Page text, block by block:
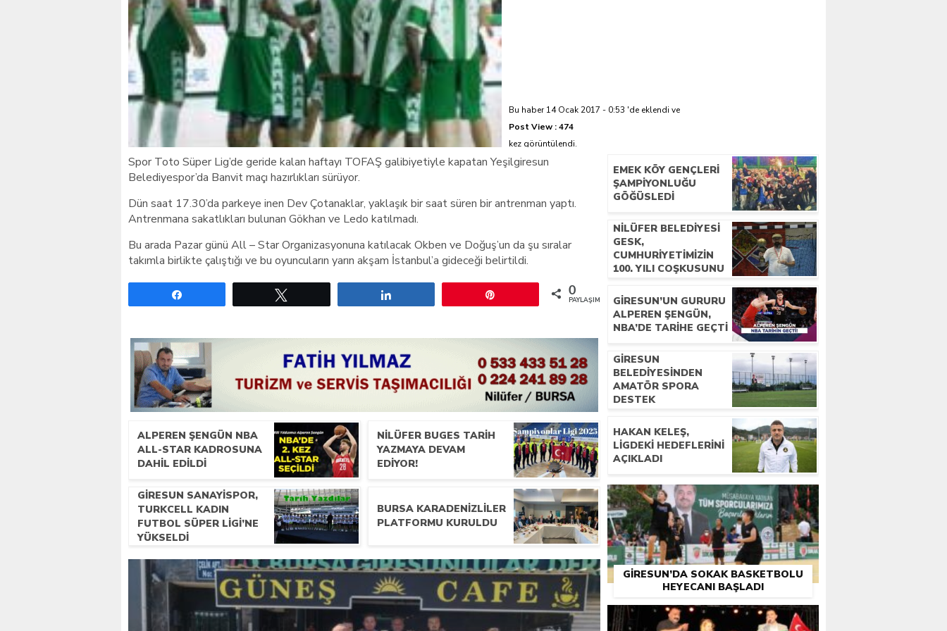
Giresunlu sürücü Orhangazi’de hayatını kaybetti
Bu haber 14 Ocak 2017 - 0:53 'de eklendi ve
Post View :474
kez görüntülendi.
Spor Toto Süper Lig’de geride kalan haftayı TOFAŞ galibiyetiyle kapatan Yeşilgiresun
Belediyespor’da Banvit maçı hazırlıkları sürüyor.
Dün saat 17.30’da parkeye inen Dev Çotanaklar, yaklaşık bir saat süren bir antrenman yaptı.
Antrenmana sakatlıkları bulunan Gökhan ve Ledo katılmadı.
Bu arada Pazar günü All – Star Organizasyonuna katılacak Okben ve Doğuş’un da şu sıralar
takımla birlikte çalıştığı ve bu oyuncuların yarın akşam İstanbul’a gideceği belirtildi.
0
PAYLAŞIMLAR
ALPEREN ŞENGÜN NBA
ALL-STAR KADROSUNA
DAHIL EDILDI
NILÜFER BUGES TARIH
YAZMAYA DEVAM
EDIYOR!
GIRESUN SANAYISPOR,
TURKCELL KADIN
FUTBOL SÜPER LIGI’NE
YÜKSELDI
BURSA KARADENIZLILER
PLATFORMU KURULDU
EMEK KÖY GENÇLERI
ŞAMPIYONLUĞU
GÖĞÜSLEDI
NILÜFER BELEDIYESI
GESK,
CUMHURIYETIMIZIN
100. YILI COŞKUSUNU
GIRESUN’UN GURURU
ALPEREN ŞENGÜN,
NBA’DE TARIHE GEÇTI
GIRESUN
BELEDIYESINDEN
AMATÖR SPORA
DESTEK
HAKAN KELEŞ,
LIGDEKI HEDEFLERINI
AÇIKLADI
GIRESUN’DA SOKAK BASKETBOLU
HEYECANI BAŞLADI